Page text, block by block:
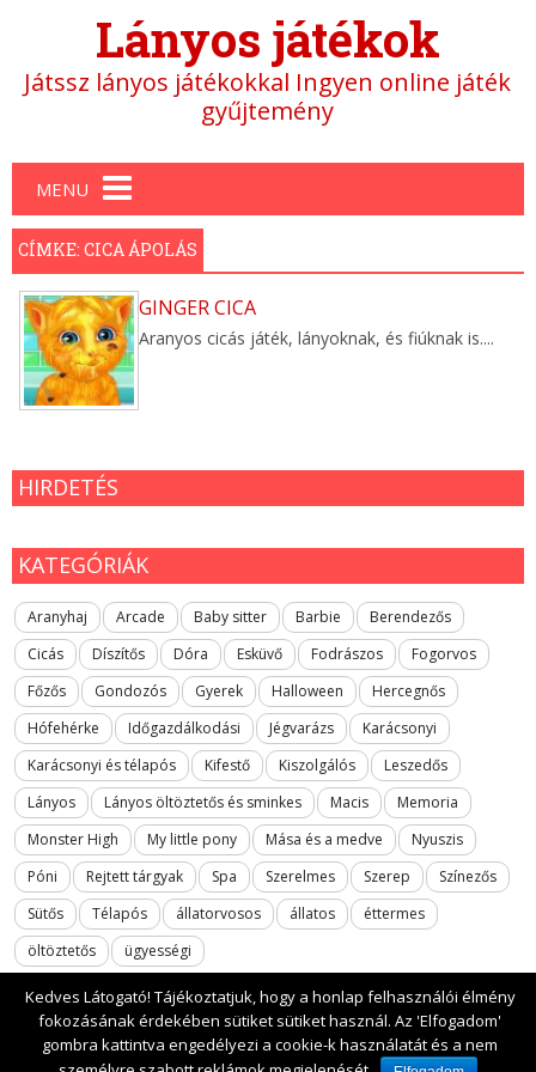
Lányos játékok
Játssz lányos játékokkal Ingyen online játék
gyűjtemény
Main menu
MENU
CÍMKE: CICA ÁPOLÁS
GINGER CICA
Aranyos cicás játék, lányoknak, és fiúknak is....
HIRDETÉS
KATEGÓRIÁK
Aranyhaj Arcade Baby sitter Barbie
Berendezős
Cicás
Díszítős Dóra Esküvő Fodrászos
Fogorvos
Főzős
Gondozós Gyerek Halloween
Hercegnős
Hófehérke
Időgazdálkodási Jégvarázs
Karácsonyi
Karácsonyi és télapós
Kifestő Kiszolgálós
Leszedős
Lányos
Lányos öltöztetős és sminkes Macis
Memoria
Monster High
My little pony Mása és a medve
Nyuszis
Póni
Rejtett tárgyak Spa Szerelmes Szerep
Színezős
Sütős
Télapós állatorvosos állatos
éttermes
öltöztetős
ügyességi
2017 All rights reserved. lanyosjatekok.gyerekfilmek.hu
Kedves Látogató! Tájékoztatjuk, hogy a honlap felhasználói élmény
fokozásának érdekében sütiket sütiket használ. Az 'Elfogadom'
gombra kattintva engedélyezi a cookie-k használatát és a nem